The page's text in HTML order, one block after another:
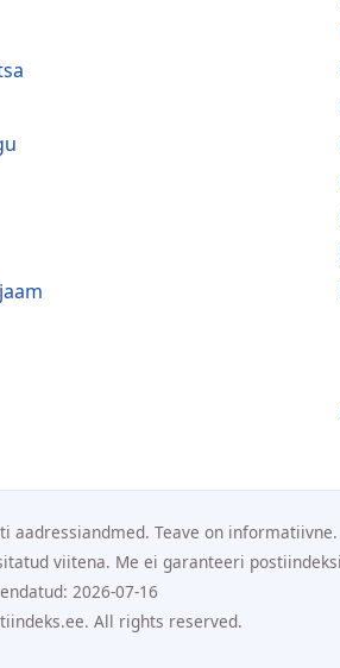
aadressiandmed. Teave on informatiivne.
viitena. Me ei garanteeri
2026-07-16
All rights reserved.